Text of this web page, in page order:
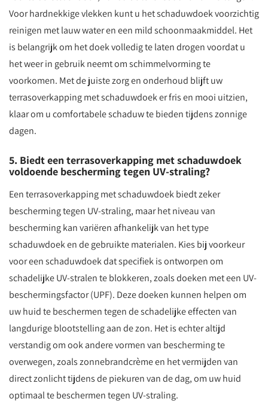
Voor hardnekkige vlekken kunt u het schaduwdoek voorzichtig
reinigen met lauw water en een mild schoonmaakmiddel. Het
is belangrijk om het doek volledig te laten drogen voordat u
het weer in gebruik neemt om schimmelvorming te
voorkomen. Met de juiste zorg en onderhoud blijft uw
terrasoverkapping met schaduwdoek er fris en mooi uitzien,
klaar om u comfortabele schaduw te bieden tijdens zonnige
dagen.
5. Biedt een terrasoverkapping met schaduwdoek
voldoende bescherming tegen UV-straling?
Een terrasoverkapping met schaduwdoek biedt zeker
bescherming tegen UV-straling, maar het niveau van
bescherming kan variëren afhankelijk van het type
schaduwdoek en de gebruikte materialen. Kies bij voorkeur
voor een schaduwdoek dat specifiek is ontworpen om
schadelijke UV-stralen te blokkeren, zoals doeken met een UV-
beschermingsfactor (UPF). Deze doeken kunnen helpen om
uw huid te beschermen tegen de schadelijke effecten van
langdurige blootstelling aan de zon. Het is echter altijd
verstandig om ook andere vormen van bescherming te
overwegen, zoals zonnebrandcrème en het vermijden van
direct zonlicht tijdens de piekuren van de dag, om uw huid
optimaal te beschermen tegen UV-straling.